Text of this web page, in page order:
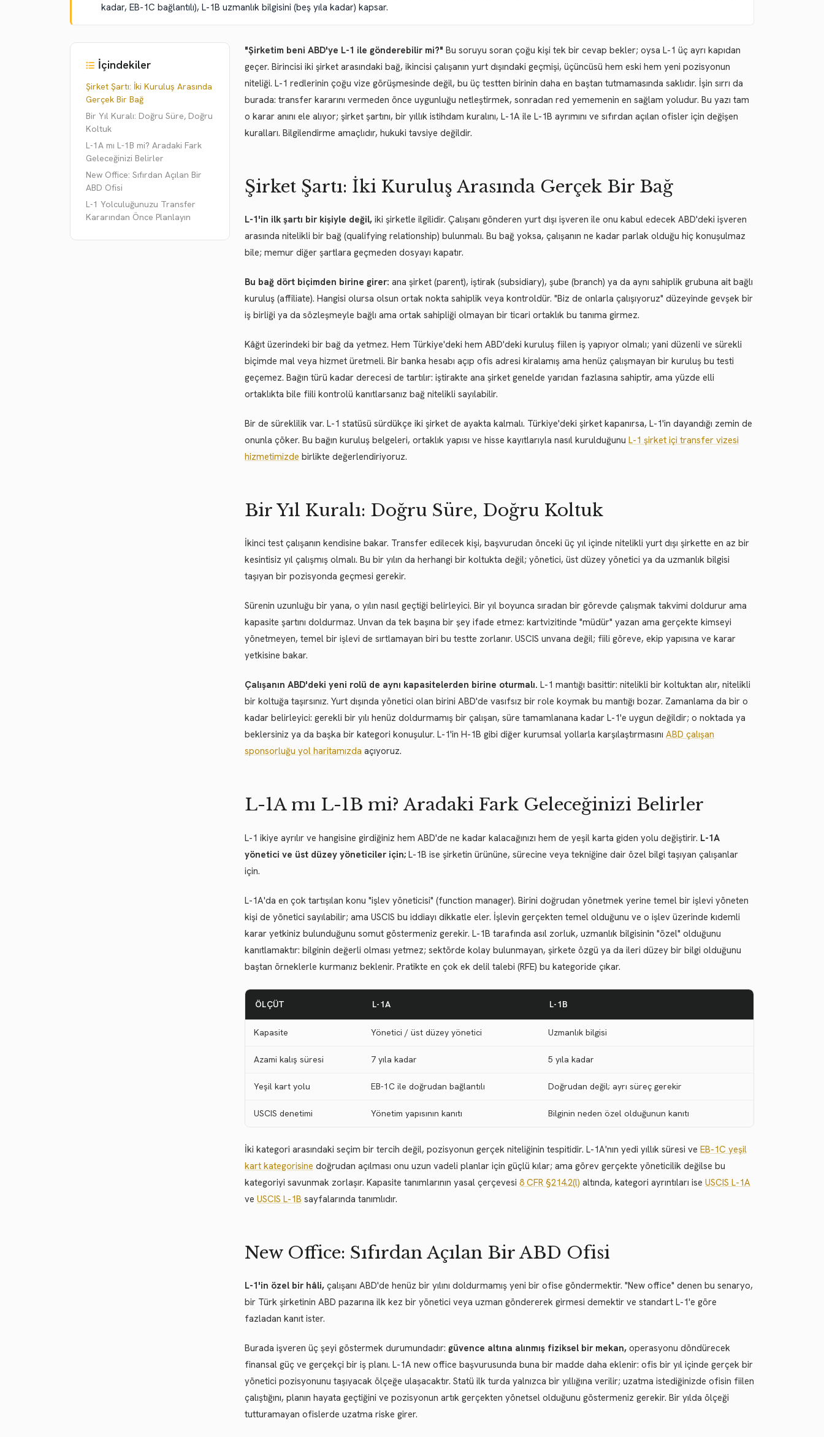
kadar, EB-1C bağlantılı), L-1B uzmanlık bilgisini (beş yıla kadar) kapsar.
İçindekiler
Şirket Şartı: İki Kuruluş Arasında
Gerçek Bir Bağ
Bir Yıl Kuralı: Doğru Süre, Doğru
Koltuk
L-1A mı L-1B mi? Aradaki Fark
Geleceğinizi Belirler
New Office: Sıfırdan Açılan Bir
ABD Ofisi
L-1 Yolculuğunuzu Transfer
Kararından Önce Planlayın
"Şirketim beni ABD'ye L-1 ile gönderebilir mi?" Bu soruyu soran çoğu kişi tek bir cevap bekler; oysa L-1 üç ayrı kapıdan
geçer. Birincisi iki şirket arasındaki bağ, ikincisi çalışanın yurt dışındaki geçmişi, üçüncüsü hem eski hem yeni pozisyonun
niteliği. L-1 redlerinin çoğu vize görüşmesinde değil, bu üç testten birinin daha en baştan tutmamasında saklıdır. İşin sırrı da
burada: transfer kararını vermeden önce uygunluğu netleştirmek, sonradan red yememenin en sağlam yoludur. Bu yazı tam
o karar anını ele alıyor; şirket şartını, bir yıllık istihdam kuralını, L-1A ile L-1B ayrımını ve sıfırdan açılan ofisler için değişen
kuralları. Bilgilendirme amaçlıdır, hukuki tavsiye değildir.
Şirket Şartı: İki Kuruluş Arasında Gerçek Bir Bağ
L-1'in ilk şartı bir kişiyle değil, iki şirketle ilgilidir. Çalışanı gönderen yurt dışı işveren ile onu kabul edecek ABD'deki işveren
arasında nitelikli bir bağ (qualifying relationship) bulunmalı. Bu bağ yoksa, çalışanın ne kadar parlak olduğu hiç konuşulmaz
bile; memur diğer şartlara geçmeden dosyayı kapatır.
Bu bağ dört biçimden birine girer: ana şirket (parent), iştirak (subsidiary), şube (branch) ya da aynı sahiplik grubuna ait bağlı
kuruluş (affiliate). Hangisi olursa olsun ortak nokta sahiplik veya kontroldür. "Biz de onlarla çalışıyoruz" düzeyinde gevşek bir
iş birliği ya da sözleşmeyle bağlı ama ortak sahipliği olmayan bir ticari ortaklık bu tanıma girmez.
Kâğıt üzerindeki bir bağ da yetmez. Hem Türkiye'deki hem ABD'deki kuruluş fiilen iş yapıyor olmalı; yani düzenli ve sürekli
biçimde mal veya hizmet üretmeli. Bir banka hesabı açıp ofis adresi kiralamış ama henüz çalışmayan bir kuruluş bu testi
geçemez. Bağın türü kadar derecesi de tartılır: iştirakte ana şirket genelde yarıdan fazlasına sahiptir, ama yüzde elli
ortaklıkta bile fiili kontrolü kanıtlarsanız bağ nitelikli sayılabilir.
Bir de süreklilik var. L-1 statüsü sürdükçe iki şirket de ayakta kalmalı. Türkiye'deki şirket kapanırsa, L-1'in dayandığı zemin de
onunla çöker. Bu bağın kuruluş belgeleri, ortaklık yapısı ve hisse kayıtlarıyla nasıl kurulduğunu L-1 şirket içi transfer vizesi
hizmetimizde birlikte değerlendiriyoruz.
Bir Yıl Kuralı: Doğru Süre, Doğru Koltuk
İkinci test çalışanın kendisine bakar. Transfer edilecek kişi, başvurudan önceki üç yıl içinde nitelikli yurt dışı şirkette en az bir
kesintisiz yıl çalışmış olmalı. Bu bir yılın da herhangi bir koltukta değil; yönetici, üst düzey yönetici ya da uzmanlık bilgisi
taşıyan bir pozisyonda geçmesi gerekir.
Sürenin uzunluğu bir yana, o yılın nasıl geçtiği belirleyici. Bir yıl boyunca sıradan bir görevde çalışmak takvimi doldurur ama
kapasite şartını doldurmaz. Unvan da tek başına bir şey ifade etmez: kartvizitinde "müdür" yazan ama gerçekte kimseyi
yönetmeyen, temel bir işlevi de sırtlamayan biri bu testte zorlanır. USCIS unvana değil; fiili göreve, ekip yapısına ve karar
yetkisine bakar.
Çalışanın ABD'deki yeni rolü de aynı kapasitelerden birine oturmalı. L-1 mantığı basittir: nitelikli bir koltuktan alır, nitelikli
bir koltuğa taşırsınız. Yurt dışında yönetici olan birini ABD'de vasıfsız bir role koymak bu mantığı bozar. Zamanlama da bir o
kadar belirleyici: gerekli bir yılı henüz doldurmamış bir çalışan, süre tamamlanana kadar L-1'e uygun değildir; o noktada ya
beklersiniz ya da başka bir kategori konuşulur. L-1'in H-1B gibi diğer kurumsal yollarla karşılaştırmasını ABD çalışan
sponsorluğu yol haritamızda açıyoruz.
L-1A mı L-1B mi? Aradaki Fark Geleceğinizi Belirler
L-1 ikiye ayrılır ve hangisine girdiğiniz hem ABD'de ne kadar kalacağınızı hem de yeşil karta giden yolu değiştirir. L-1A
yönetici ve üst düzey yöneticiler için; L-1B ise şirketin ürününe, sürecine veya tekniğine dair özel bilgi taşıyan çalışanlar
için.
L-1A'da en çok tartışılan konu "işlev yöneticisi" (function manager). Birini doğrudan yönetmek yerine temel bir işlevi yöneten
kişi de yönetici sayılabilir; ama USCIS bu iddiayı dikkatle eler. İşlevin gerçekten temel olduğunu ve o işlev üzerinde kıdemli
karar yetkiniz bulunduğunu somut göstermeniz gerekir. L-1B tarafında asıl zorluk, uzmanlık bilgisinin "özel" olduğunu
kanıtlamaktır: bilginin değerli olması yetmez; sektörde kolay bulunmayan, şirkete özgü ya da ileri düzey bir bilgi olduğunu
baştan örneklerle kurmanız beklenir. Pratikte en çok ek delil talebi (RFE) bu kategoride çıkar.
ÖLÇÜT L-1A L-1B
Kapasite Yönetici / üst düzey yönetici Uzmanlık bilgisi
Azami kalış süresi 7 yıla kadar 5 yıla kadar
Yeşil kart yolu EB-1C ile doğrudan bağlantılı Doğrudan değil; ayrı süreç gerekir
USCIS denetimi Yönetim yapısının kanıtı Bilginin neden özel olduğunun kanıtı
İki kategori arasındaki seçim bir tercih değil, pozisyonun gerçek niteliğinin tespitidir. L-1A'nın yedi yıllık süresi ve EB-1C yeşil
kart kategorisine doğrudan açılması onu uzun vadeli planlar için güçlü kılar; ama görev gerçekte yöneticilik değilse bu
kategoriyi savunmak zorlaşır. Kapasite tanımlarının yasal çerçevesi 8 CFR §214.2(l) altında, kategori ayrıntıları ise USCIS L-1A
ve USCIS L-1B sayfalarında tanımlıdır.
New Office: Sıfırdan Açılan Bir ABD Ofisi
L-1'in özel bir hâli, çalışanı ABD'de henüz bir yılını doldurmamış yeni bir ofise göndermektir. "New office" denen bu senaryo,
bir Türk şirketinin ABD pazarına ilk kez bir yönetici veya uzman göndererek girmesi demektir ve standart L-1'e göre
fazladan kanıt ister.
Burada işveren üç şeyi göstermek durumundadır: güvence altına alınmış fiziksel bir mekan, operasyonu döndürecek
finansal güç ve gerçekçi bir iş planı. L-1A new office başvurusunda buna bir madde daha eklenir: ofis bir yıl içinde gerçek bir
yönetici pozisyonunu taşıyacak ölçeğe ulaşacaktır. Statü ilk turda yalnızca bir yıllığına verilir; uzatma istediğinizde ofisin fiilen
çalıştığını, planın hayata geçtiğini ve pozisyonun artık gerçekten yönetsel olduğunu göstermeniz gerekir. Bir yılda ölçeği
tutturamayan ofislerde uzatma riske girer.